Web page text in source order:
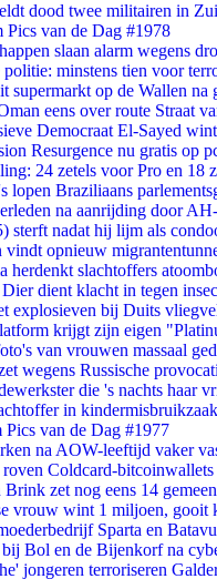
dood twee militairen in
Pics van de Dag #1978
slaan alarm wegens
politie: minstens tien voor
supermarkt op de Wallen na
eens over route Straat
Democraat El-Sayed
Resurgence nu gratis op
24 zetels voor Pro en
lopen Braziliaans
na aanrijding door
sterft nadat hij lijm als
opnieuw
herdenkt slachtoffers
dient klacht in tegen
explosieven bij Duits
krijgt zijn eigen
van vrouwen massaal
wegens Russische
die 's nachts haar
in
Pics van de Dag #1977
na AOW-leeftijd vaker
roven Coldcard-
Brink zet nog eens 14
vrouw wint 1 miljoen, gooit
Sparta en
Bol en de Bijenkorf na
jongeren terroriseren